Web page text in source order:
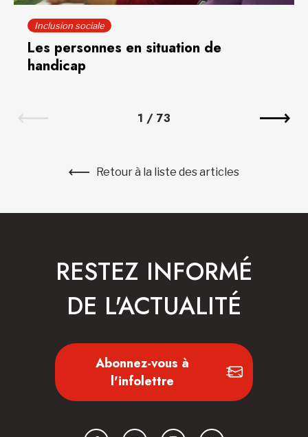
Inclusion sociale
Les personnes en situation de
handicap
1 / 73
Retour à la liste des articles
RESTEZ INFORMÉ
DE L'ACTUALITÉ
Abonnez-vous à
l'infolettre